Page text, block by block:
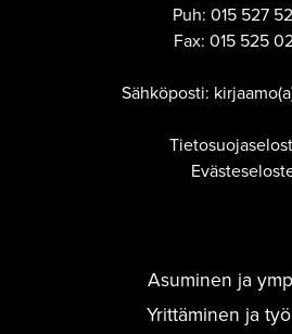
Puh: 015 527
Fax: 015 525
Sähköposti:
Asuminen ja
Yrittäminen ja